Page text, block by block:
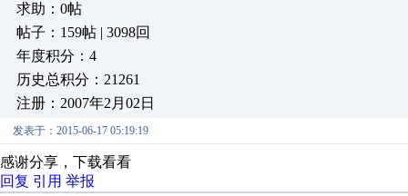
求助：0帖
帖子：159帖 | 3098回
年度积分：4
历史总积分：21261
注册：2007年2月02日
发表于：2015-06-17 05:19:19
感谢分享，下载看看
回复 引用 举报